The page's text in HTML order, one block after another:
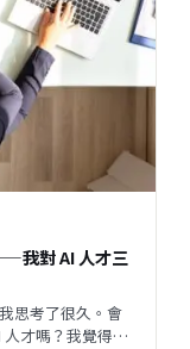
我對 AI 人才三
思考了很久。會
人才嗎？我覺得這